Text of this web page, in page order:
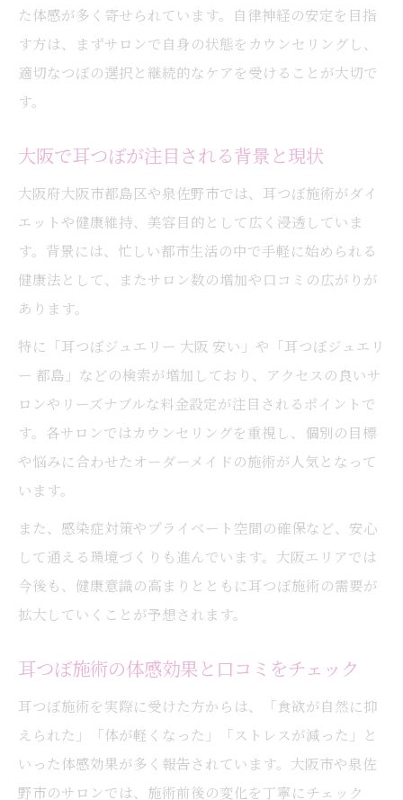
た体感が多く寄せられています。自律神経の安定を目指
す方は、まずサロンで自身の状態をカウンセリングし、
適切なつぼの選択と継続的なケアを受けることが大切で
す。
大阪で耳つぼが注目される背景と現状
大阪府大阪市都島区や泉佐野市では、耳つぼ施術がダイ
エットや健康維持、美容目的として広く浸透していま
す。背景には、忙しい都市生活の中で手軽に始められる
健康法として、またサロン数の増加や口コミの広がりが
あります。
特に「耳つぼジュエリー 大阪 安い」や「耳つぼジュエリ
ー 都島」などの検索が増加しており、アクセスの良いサ
ロンやリーズナブルな料金設定が注目されるポイントで
す。各サロンではカウンセリングを重視し、個別の目標
や悩みに合わせたオーダーメイドの施術が人気となって
います。
また、感染症対策やプライベート空間の確保など、安心
して通える環境づくりも進んでいます。大阪エリアでは
今後も、健康意識の高まりとともに耳つぼ施術の需要が
拡大していくことが予想されます。
耳つぼ施術の体感効果と口コミをチェック
耳つぼ施術を実際に受けた方からは、「食欲が自然に抑
えられた」「体が軽くなった」「ストレスが減った」と
いった体感効果が多く報告されています。大阪市や泉佐
野市のサロンでは、施術前後の変化を丁寧にチェック